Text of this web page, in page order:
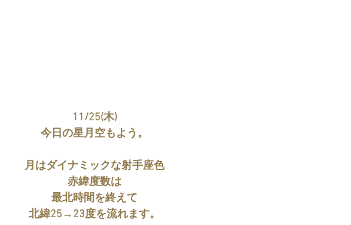
11/25(木)
今日の星月空もよう。
月はダイナミックな射手座色
赤緯度数は
最北時間を終えて
北緯25→23度を流れます。